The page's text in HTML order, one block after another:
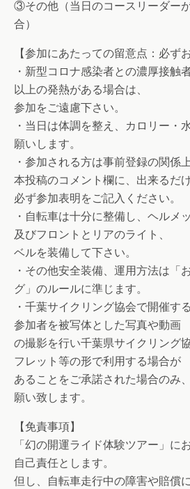
③その他（当日のコースリーダー
合）
【参加にあたっての留意点：必ず
・新型コロナ感染者との濃厚接触
以上の発熱がある場合は、
参加をご遠慮下さい。
・当日は体調を整え、カロリー・
願いします。
・参加される方は事前登録の関係上
本投稿のコメント欄に、出来るだ
必ず参加表明をご記入ください。
・自転車は十分に整備し、ヘルメ
及びフロントとリアのライト、
ベルを装備して下さい。
・その他安全装備、運用方法は「
グ」のルールに準じます。
・千葉サイクリング協会で開催す
参加者を被写体とした写真や動画
の撮影を行い千葉県サイクリング
フレット等の形で利用する場合が
あることをご承諾された場合のみ
願い致します。
【免責事項】
「幻の開運ライド体験ツアー」に
自己責任とします。
但し、自転車走行中の障害や賠償